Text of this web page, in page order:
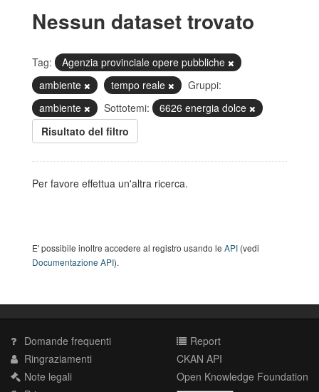
Nessun dataset trovato
Tag:
Agenzia provinciale opere pubbliche
ambiente
tempo reale
Gruppi:
ambiente
Sottotemi:
6626 energia dolce
Risultato del filtro
Per favore effettua un'altra ricerca.
E' possibile inoltre accedere al registro usando le API (vedi
Documentazione API).
Domande frequenti
Ringraziamenti
Note legali
Report
CKAN API
Open Knowledge Foundation